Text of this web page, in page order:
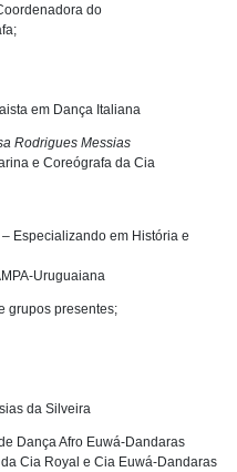
do
em Dança Italiana
Rodrigues Messias
e Coreógrafa da Cia
Especializando em História e
Uruguaiana
grupos presentes;
da Silveira
Dança Afro Euwá-Dandaras
Cia Royal e Cia Euwá-Dandaras